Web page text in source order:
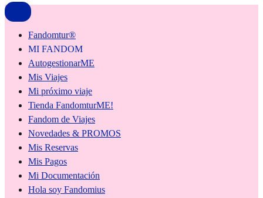
Fandomtur®
MI FANDOM
AutogestionarME
Mis Viajes
Mi próximo viaje
Tienda FandomturME!
Fandom de Viajes
Novedades & PROMOS
Mis Reservas
Mis Pagos
Mi Documentación
Hola soy Fandomius